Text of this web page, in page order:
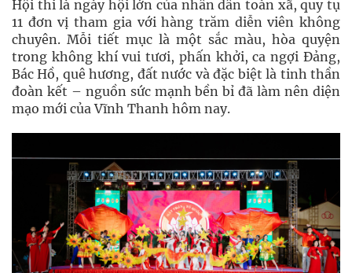
Hội thi là ngày hội lớn của nhân dân toàn xã, quy tụ
11 đơn vị tham gia với hàng trăm diễn viên không
chuyên. Mỗi tiết mục là một sắc màu, hòa quyện
trong không khí vui tươi, phấn khởi, ca ngợi Đảng,
Bác Hồ, quê hương, đất nước và đặc biệt là tinh thần
đoàn kết – nguồn sức mạnh bền bỉ đã làm nên diện
mạo mới của Vĩnh Thanh hôm nay.